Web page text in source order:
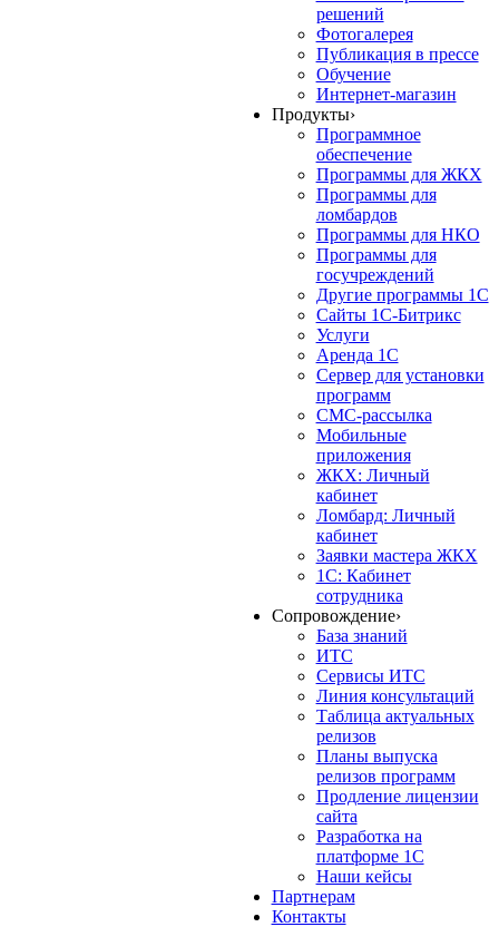
решений
Фотогалерея
Публикация в прессе
Обучение
Интернет-магазин
Продукты›
Программное
обеспечение
Программы для ЖКХ
Программы для
ломбардов
Программы для НКО
Программы для
госучреждений
Другие программы 1С
Сайты 1С-Битрикс
Услуги
Аренда 1С
Сервер для установки
программ
СМС-рассылка
Мобильные
приложения
ЖКХ: Личный
кабинет
Ломбард: Личный
кабинет
Заявки мастера ЖКХ
1С: Кабинет
сотрудника
Сопровождение›
База знаний
ИТС
Сервисы ИТС
Линия консультаций
Таблица актуальных
релизов
Планы выпуска
релизов программ
Продление лицензии
сайта
Разработка на
платформе 1С
Наши кейсы
Партнерам
Контакты